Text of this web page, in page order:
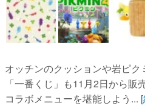
オッチンのクッションや岩ピ
「一番くじ」も11月2日から
コラボメニューを堪能しよう...